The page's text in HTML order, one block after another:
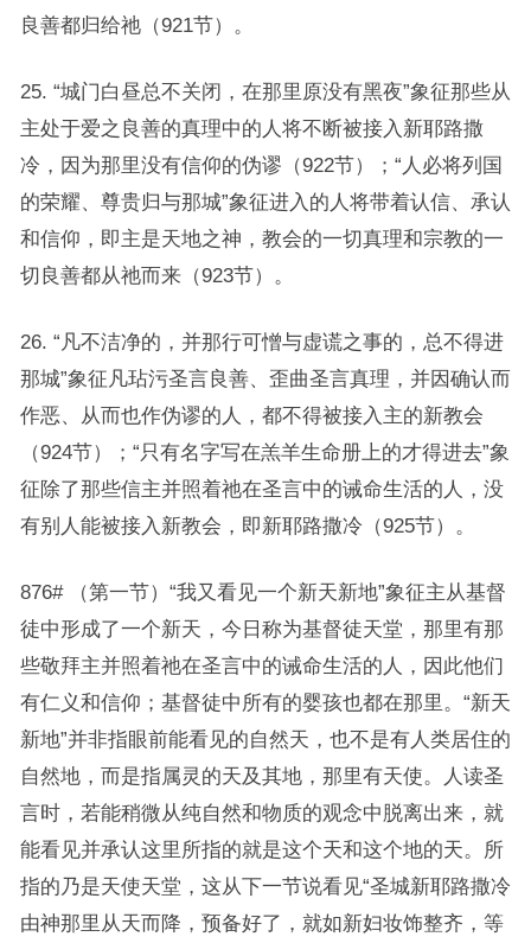
良善都归给祂（921节）。
25. “城门白昼总不关闭，在那里原没有黑夜”象征那些从
主处于爱之良善的真理中的人将不断被接入新耶路撒
冷，因为那里没有信仰的伪谬（922节）；“人必将列国
的荣耀、尊贵归与那城”象征进入的人将带着认信、承认
和信仰，即主是天地之神，教会的一切真理和宗教的一
切良善都从祂而来（923节）。
26. “凡不洁净的，并那行可憎与虚谎之事的，总不得进
那城”象征凡玷污圣言良善、歪曲圣言真理，并因确认而
作恶、从而也作伪谬的人，都不得被接入主的新教会
（924节）；“只有名字写在羔羊生命册上的才得进去”象
征除了那些信主并照着祂在圣言中的诫命生活的人，没
有别人能被接入新教会，即新耶路撒冷（925节）。
876# （第一节）“我又看见一个新天新地”象征主从基督
徒中形成了一个新天，今日称为基督徒天堂，那里有那
些敬拜主并照着祂在圣言中的诫命生活的人，因此他们
有仁义和信仰；基督徒中所有的婴孩也都在那里。“新天
新地”并非指眼前能看见的自然天，也不是有人类居住的
自然地，而是指属灵的天及其地，那里有天使。人读圣
言时，若能稍微从纯自然和物质的观念中脱离出来，就
能看见并承认这里所指的就是这个天和这个地的天。所
指的乃是天使天堂，这从下一节说看见“圣城新耶路撒冷
由神那里从天而降，预备好了，就如新妇妆饰整齐，等